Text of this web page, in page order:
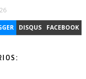
DISQUS FACEBOOK